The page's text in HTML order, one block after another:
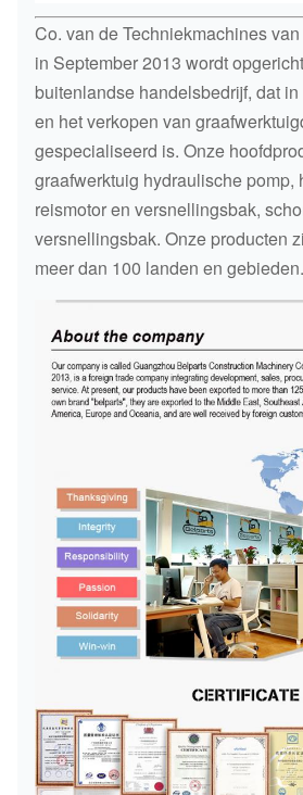
Co. van de Techniekmachines
in September 2013 wordt
buitenlandse handelsbedrijf, dat
en het verkopen van
gespecialiseerd is. Onze
graafwerktuig hydraulische pomp,
reismotor en versnellingsbak,
versnellingsbak. Onze producten
meer dan 100 landen en gebieden.